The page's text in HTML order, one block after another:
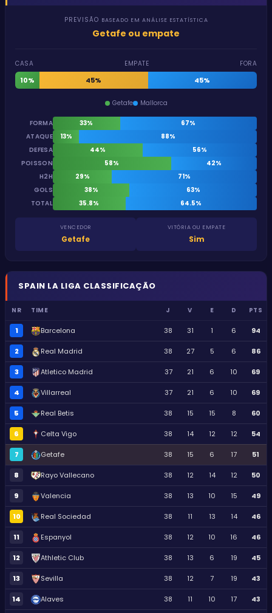
PREVISÃO BASEADO EM ANÁLISE ESTATÍSTICA
Getafe ou empate
CASA EMPATE FORA
10% 45% 45%
Getafe Mallorca
FORMA 33%
67%
ATAQUE
13%
88%
DEFESA
44%
56%
POISSON
58%
42%
H2H
29%
71%
GOLS
38%
63%
TOTAL
35.8% 64.5%
VENCEDOR
Getafe
VITÓRIA OU EMPATE
Sim
SPAIN LA LIGA CLASSIFICAÇÃO
NR TIME J V E D PTS
1 Barcelona 38 31 1 6 94
2 Real Madrid 38 27 5 6 86
3 Atletico Madrid 37 21 6 10 69
4 Villarreal 37 21 6 10 69
5 Real Betis 38 15 15 8 60
6 Celta Vigo 38 14 12 12 54
7 Getafe 38 15 6 17 51
8 Rayo Vallecano 38 12 14 12 50
9 Valencia 38 13 10 15 49
10 Real Sociedad 38 11 13 14 46
11 Espanyol 38 12 10 16 46
12 Athletic Club 38 13 6 19 45
13 Sevilla 38 12 7 19 43
14 Alaves 38 11 10 17 43